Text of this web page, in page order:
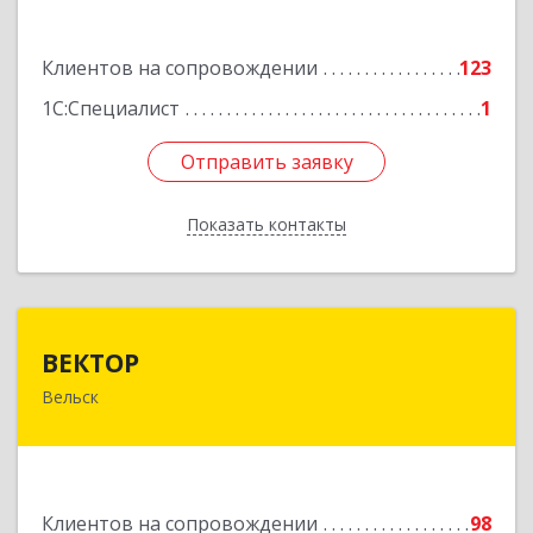
Клиентов на сопровождении
123
1С:Специалист
1
Отправить заявку
Показать контакты
Отправить заявку
Назад
ВЕКТОР
Вельск
Клиентов на сопровождении
98